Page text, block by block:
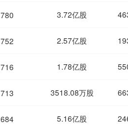
780 3.72亿股
752 2.57亿股
716 1.78亿股
713 3518.08万股
684 5.16亿股